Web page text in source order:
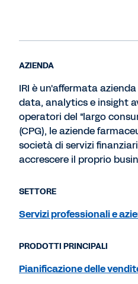
AZIENDA
IRI è un'affermata
data, analytics e insight
operatori del "largo
(CPG), le aziende
società di servizi
accrescere il proprio
SETTORE
Servizi professionali e
PRODOTTI PRINCIPALI
Pianificazione delle